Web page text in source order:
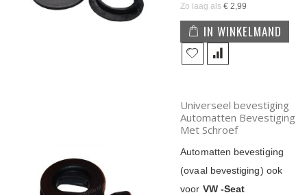
Zo laag als € 2,99
IN WINKELMAND
Universeel bevestiging
Automatten Bevestiging
Met Schroef
Automatten bevestiging
(ovaal bevestiging) ook
voor VW -Seat